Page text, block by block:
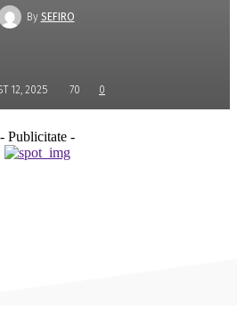
By SEFIRO
12, 2025 70 0
- Publicitate -